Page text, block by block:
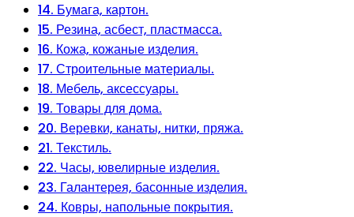
14. Бумага, картон.
15. Резина, асбест, пластмасса.
16. Кожа, кожаные изделия.
17. Строительные материалы.
18. Мебель, аксессуары.
19. Товары для дома.
20. Веревки, канаты, нитки, пряжа.
21. Текстиль.
22. Часы, ювелирные изделия.
23. Галантерея, басонные изделия.
24. Ковры, напольные покрытия.